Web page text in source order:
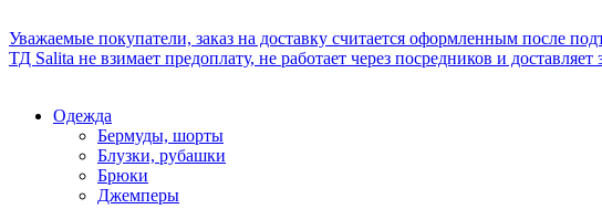
Уважаемые покупатели, заказ на доставку считается оформленным после
ТД Salita не взимает предоплату, не работает через посредников и
Одежда
Бермуды, шорты
Блузки, рубашки
Брюки
Джемперы